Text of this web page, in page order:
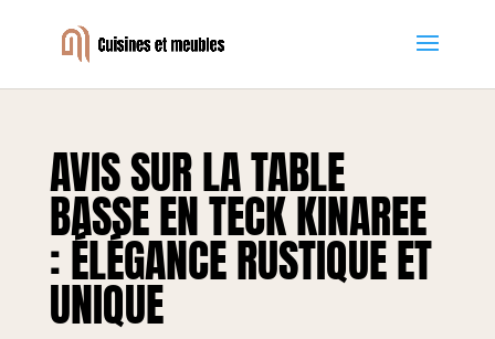
AVIS SUR LA TABLE
BASSE EN TECK KINAREE
: ÉLÉGANCE RUSTIQUE ET
UNIQUE